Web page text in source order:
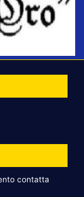
contatta